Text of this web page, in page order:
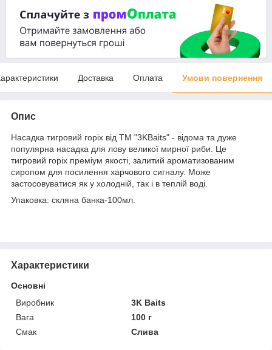
Доставка Оплата Умови повернення
Опис
Насадка тигровий горіх від ТМ "3KBaits" - відома та дуже
популярна насадка для лову великої мирної риби. Це
тигровий горіх преміум якості, залитий ароматизованим
сиропом для посилення харчового сигналу. Може
застосовуватися як у холодній, так і в теплій воді.
Упаковка: скляна банка-100мл.
Характеристики
Основні
Виробник
3K Baits
Вага
100 г
Смак
Слива